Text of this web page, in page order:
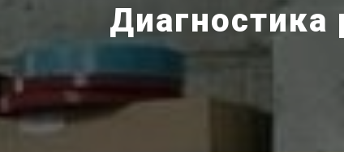
Диагностика